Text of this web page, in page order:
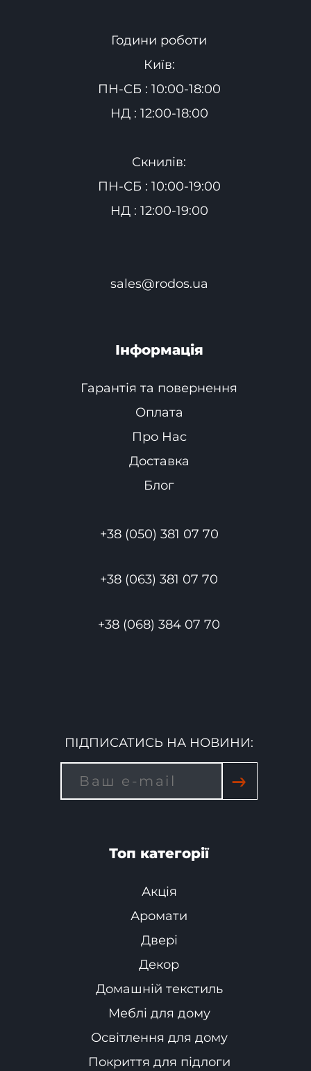
Години роботи
Київ:
ПН-СБ : 10:00-18:00
НД : 12:00-18:00
Скнилів:
ПН-СБ : 10:00-19:00
НД : 12:00-19:00
sales@rodos.ua
Інформація
Гарантія та повернення
Оплата
Про Нас
Доставка
Блог
+38 (050) 381 07 70
+38 (063) 381 07 70
+38 (068) 384 07 70
ПІДПИСАТИСЬ НА НОВИНИ:
→
Топ категорії
Акція
Аромати
Двері
Декор
Домашній текстиль
Меблі для дому
Освітлення для дому
Покриття для підлоги